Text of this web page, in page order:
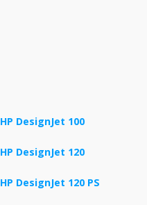
HP DesignJet 100
HP DesignJet 120
HP DesignJet 120 PS